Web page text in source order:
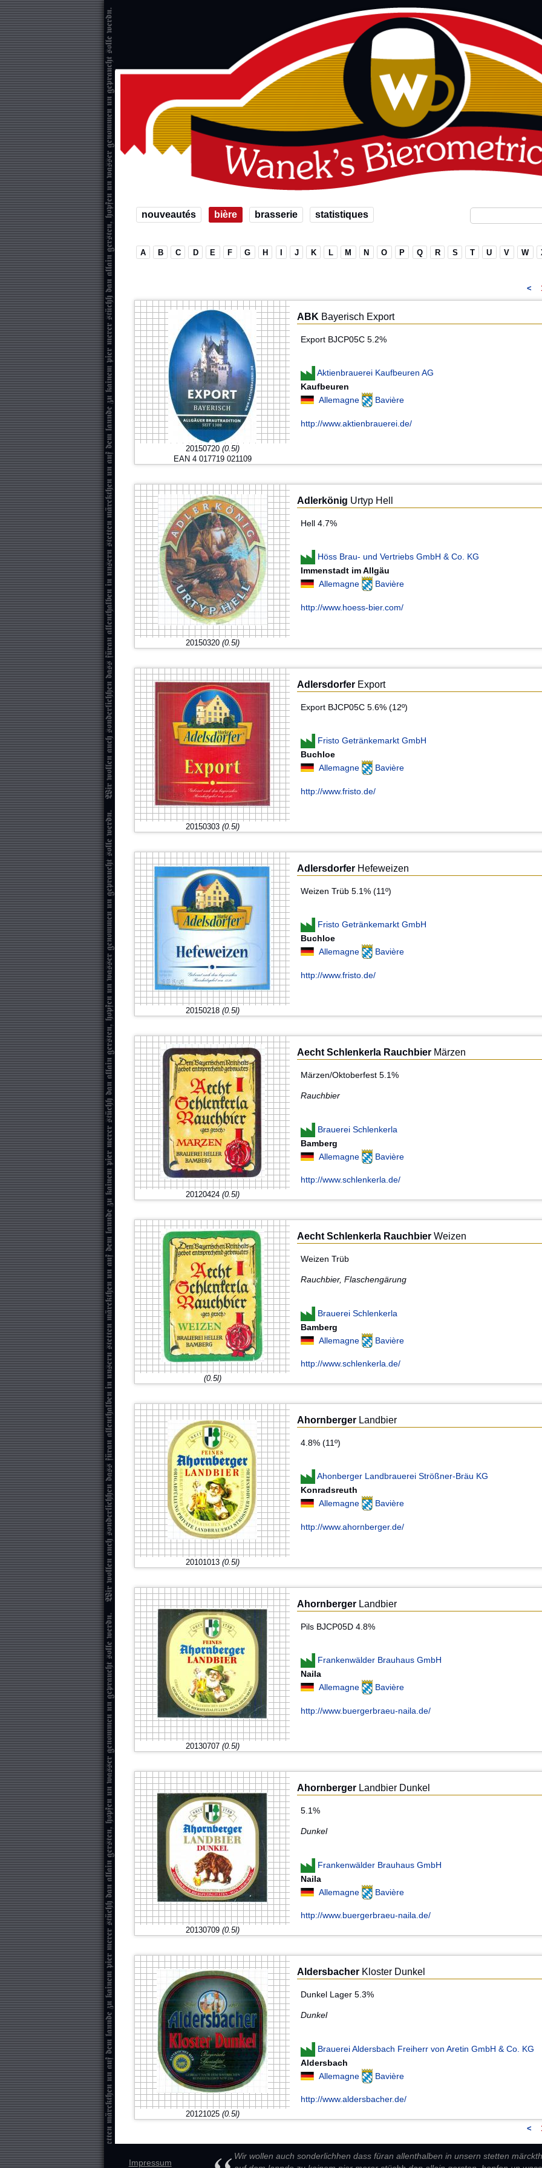
nouveautés bière brasserie statistiques
A B C D E F G H J K L M N O P Q R S T U V W
<
20150720 (0.5l)
EAN 4 017719 021109
ABK Bayerisch Export
Export BJCP05C 5.2%
Aktienbrauerei Kaufbeuren AG
Kaufbeuren
Allemagne
Bavière
http://www.aktienbrauerei.de/
20150320 (0.5l)
Adlerkönig Urtyp Hell
Hell 4.7%
Höss Brau- und Vertriebs GmbH & Co. KG
Immenstadt im Allgäu
Allemagne
Bavière
http://www.hoess-bier.com/
20150303 (0.5l)
Adlersdorfer Export
Export BJCP05C 5.6% (12º)
Fristo Getränkemarkt GmbH
Buchloe
Allemagne
Bavière
http://www.fristo.de/
20150218 (0.5l)
Adlersdorfer Hefeweizen
Weizen Trüb 5.1% (11º)
Fristo Getränkemarkt GmbH
Buchloe
Allemagne
Bavière
http://www.fristo.de/
20120424 (0.5l)
Aecht Schlenkerla Rauchbier Märzen
Märzen/Oktoberfest 5.1%
Rauchbier
Brauerei Schlenkerla
Bamberg
Allemagne
Bavière
http://www.schlenkerla.de/
(0.5l)
Aecht Schlenkerla Rauchbier Weizen
Weizen Trüb
Rauchbier, Flaschengärung
Brauerei Schlenkerla
Bamberg
Allemagne
Bavière
http://www.schlenkerla.de/
20101013 (0.5l)
Ahornberger Landbier
4.8% (11º)
Ahonberger Landbrauerei Strößner-Bräu KG
Konradsreuth
Allemagne
Bavière
http://www.ahornberger.de/
20130707 (0.5l)
Ahornberger Landbier
Pils BJCP05D 4.8%
Frankenwälder Brauhaus GmbH
Naila
Allemagne
Bavière
http://www.buergerbraeu-naila.de/
20130709 (0.5l)
Ahornberger Landbier Dunkel
5.1%
Dunkel
Frankenwälder Brauhaus GmbH
Naila
Allemagne
Bavière
http://www.buergerbraeu-naila.de/
20121025 (0.5l)
Aldersbacher Kloster Dunkel
Dunkel Lager 5.3%
Dunkel
Brauerei Aldersbach Freiherr von Aretin GmbH & Co. KG
Aldersbach
Allemagne
Bavière
http://www.aldersbacher.de/
<
Impressum
Wir wollen auch sonderlichhen dass füran allenthalben in unsern stetten